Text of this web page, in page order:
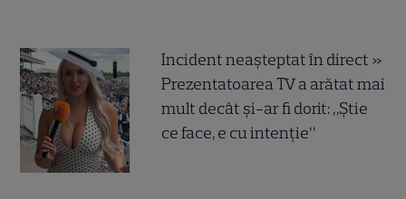
Incident neașteptat în direct »
Prezentatoarea TV a arătat mai
mult decât și-ar fi dorit: „Știe
ce face, e cu intenție”